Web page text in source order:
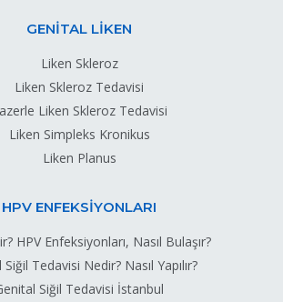
GENİTAL LİKEN
Liken Skleroz
Liken Skleroz Tedavisi
Liken Skleroz Tedavisi
Liken Simpleks Kronikus
Liken Planus
HPV ENFEKSİYONLARI
HPV Enfeksiyonları, Nasıl Bulaşır?
Tedavisi Nedir? Nasıl Yapılır?
Siğil Tedavisi İstanbul